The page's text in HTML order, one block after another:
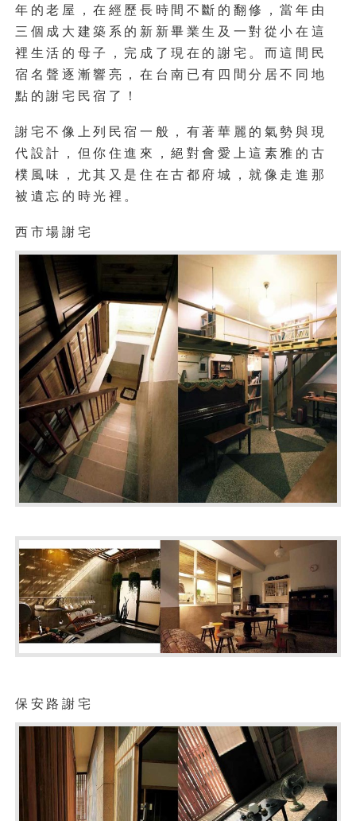
年的老屋，在經歷長時間不斷的翻修，當年由
三個成大建築系的新新畢業生及一對從小在這
裡生活的母子，完成了現在的謝宅。而這間民
宿名聲逐漸響亮，在台南已有四間分居不同地
點的謝宅民宿了！
謝宅不像上列民宿一般，有著華麗的氣勢與現
代設計，但你住進來，絕對會愛上這素雅的古
樸風味，尤其又是住在古都府城，就像走進那
被遺忘的時光裡。
西市場謝宅
保安路謝宅